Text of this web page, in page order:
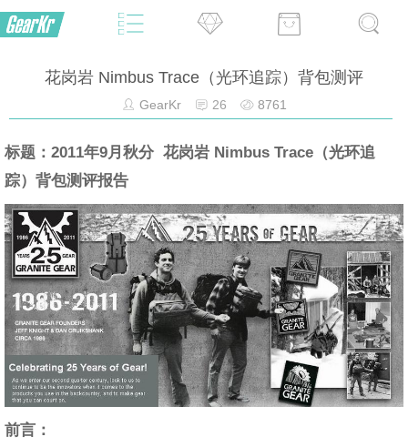
花岗岩 Nimbus Trace（光环追踪）背包测评
GearKr 26 8761
标题：2011年9月秋分 花岗岩 Nimbus Trace（光环追
踪）背包测评报告
前言：